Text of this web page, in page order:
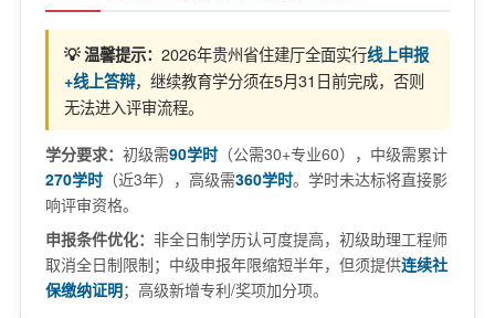
💡 温馨提示： 2026年贵州省住建厅全面实行线上申报
+线上答辩，继续教育学分须在5月31日前完成，否则
无法进入评审流程。
学分要求： 初级需90学时（公需30+专业60），中级需累计
270学时（近3年），高级需360学时。学时未达标将直接影
响评审资格。
申报条件优化： 非全日制学历认可度提高，初级助理工程师
取消全日制限制；中级申报年限缩短半年，但须提供连续社
保缴纳证明；高级新增专利/奖项加分项。